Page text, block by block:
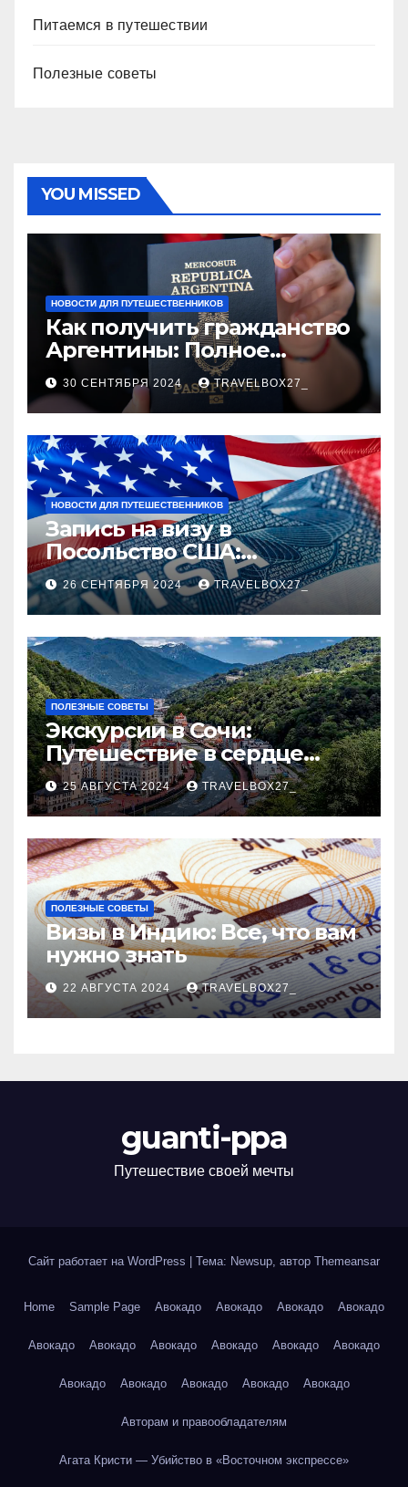
Питаемся в путешествии
Полезные советы
YOU MISSED
НОВОСТИ ДЛЯ ПУТЕШЕСТВЕННИКОВ
Как получить гражданство
Аргентины: Полное
руководство
30 СЕНТЯБРЯ 2024 TRAVELBOX27_
НОВОСТИ ДЛЯ ПУТЕШЕСТВЕННИКОВ
Запись на визу в
Посольство США:
Пошаговое руководство
26 СЕНТЯБРЯ 2024 TRAVELBOX27_
ПОЛЕЗНЫЕ СОВЕТЫ
Экскурсии в Сочи:
Путешествие в сердце
Черноморского курорта
25 АВГУСТА 2024 TRAVELBOX27_
ПОЛЕЗНЫЕ СОВЕТЫ
Визы в Индию: Все, что вам
нужно знать
22 АВГУСТА 2024 TRAVELBOX27_
guanti-ppa
Путешествие своей мечты
Сайт работает на WordPress | Тема: Newsup, автор Themeansar
Home Sample Page Авокадо Авокадо Авокадо Авокадо
Авокадо Авокадо Авокадо Авокадо Авокадо Авокадо
Авокадо Авокадо Авокадо Авокадо Авокадо
Авторам и правообладателям
Агата Кристи — Убийство в «Восточном экспрессе»